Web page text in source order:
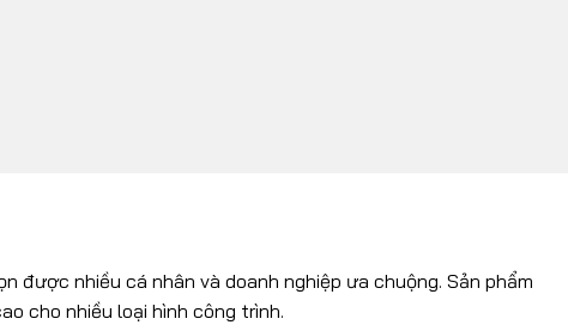
được nhiều cá nhân và doanh nghiệp ưa chuộng. Sản phẩm
cho nhiều loại hình công trình.